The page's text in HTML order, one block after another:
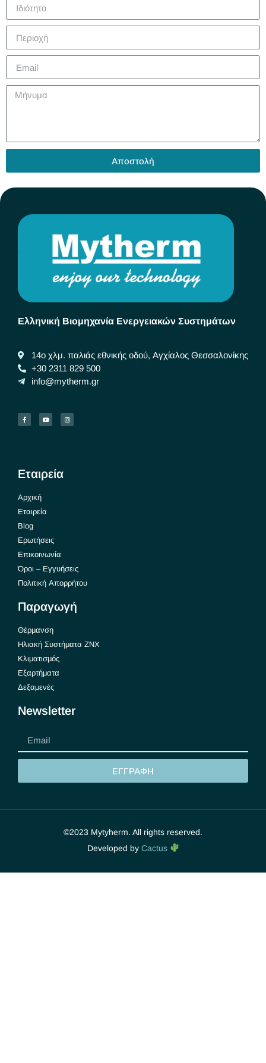
Αποστολή
Ελληνική Βιομηχανία Ενεργειακών Συστημάτων
14ο χλμ. παλιάς εθνικής οδού, Αγχίαλος Θεσσαλονίκης
+30 2311 829 500
info@mytherm.gr
Εταιρεία
Αρχική
Εταιρεία
Blog
Ερωτήσεις
Επικοινωνία
Όροι – Εγγυήσεις
Πολιτική Απορρήτου
Παραγωγή
Θέρμανση
Ηλιακή Συστήματα ΖΝΧ
Κλιματισμός
Εξαρτήματα
Δεξαμενές
Newsletter
ΕΓΓΡΑΦΗ
©2023 Mytyherm. All rights reserved.
Developed by Cactus